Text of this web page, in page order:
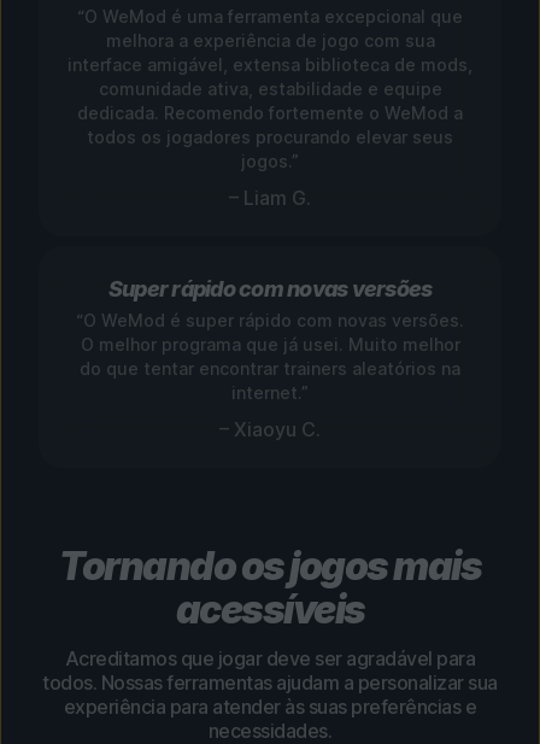
“O WeMod é uma ferramenta excepcional que
melhora a experiência de jogo com sua
interface amigável, extensa biblioteca de mods,
comunidade ativa, estabilidade e equipe
dedicada. Recomendo fortemente o WeMod a
todos os jogadores procurando elevar seus
jogos.”
– Liam G.
Super rápido com novas versões
“O WeMod é super rápido com novas versões.
O melhor programa que já usei. Muito melhor
do que tentar encontrar trainers aleatórios na
internet.”
– Xiaoyu C.
Tornando os jogos mais
acessíveis
Acreditamos que jogar deve ser agradável para
todos. Nossas ferramentas ajudam a personalizar sua
experiência para atender às suas preferências e
necessidades.